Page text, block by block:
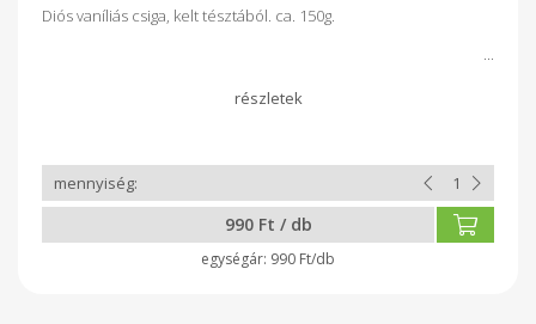
Diós vaníliás csiga, kelt tésztából. ca. 150g.
990 Ft / db
990 Ft/db